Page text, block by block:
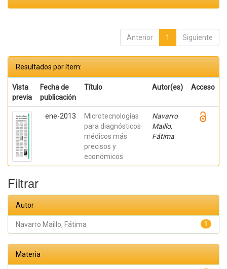
Anterior 1 Siguiente
Resultados por ítem:
Vista
previa
Fecha de
publicación
Título Autor(es) Acceso
ene-2013
Microtecnologías
para diagnósticos
médicos más
precisos y
económicos
Navarro
Maillo,
Fátima
Filtrar
Autor
1
Navarro Maillo, Fátima
Materia